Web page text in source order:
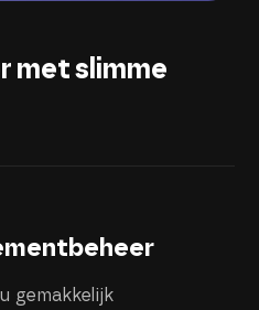
met slimme
gemakkelijk